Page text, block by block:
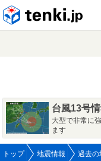
台風13号
大型で非常に
ます
トップ 地震情報 過去の